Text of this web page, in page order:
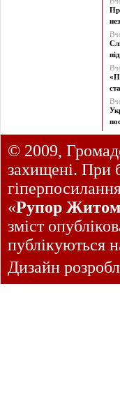
© 2009,
захищені. При
«Рупор
зміст
публікуються
Дизайн